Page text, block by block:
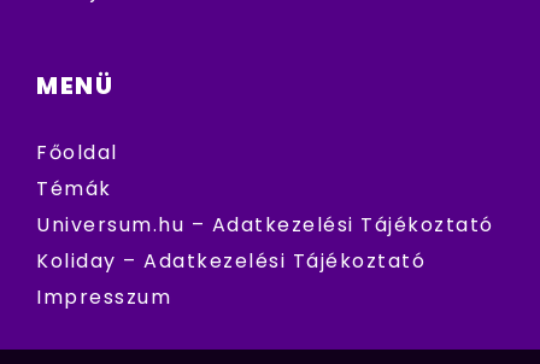
MENÜ
Főoldal
Témák
Universum.hu – Adatkezelési Tájékoztató
Koliday – Adatkezelési Tájékoztató
Impresszum